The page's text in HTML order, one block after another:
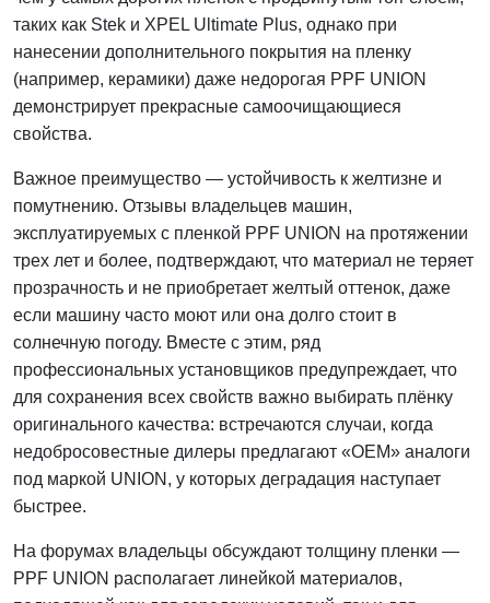
таких как Stek и XPEL Ultimate Plus, однако при
нанесении дополнительного покрытия на пленку
(например, керамики) даже недорогая PPF UNION
демонстрирует прекрасные самоочищающиеся
свойства.
Важное преимущество — устойчивость к желтизне и
помутнению. Отзывы владельцев машин,
эксплуатируемых с пленкой PPF UNION на протяжении
трех лет и более, подтверждают, что материал не теряет
прозрачность и не приобретает желтый оттенок, даже
если машину часто моют или она долго стоит в
солнечную погоду. Вместе с этим, ряд
профессиональных установщиков предупреждает, что
для сохранения всех свойств важно выбирать плёнку
оригинального качества: встречаются случаи, когда
недобросовестные дилеры предлагают «OEM» аналоги
под маркой UNION, у которых деградация наступает
быстрее.
На форумах владельцы обсуждают толщину пленки —
PPF UNION располагает линейкой материалов,